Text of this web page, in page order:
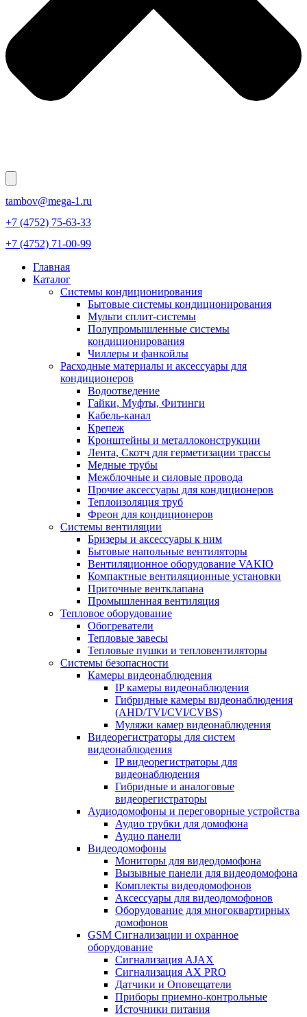
tambov@mega-1.ru
+7 (4752) 75-63-33
+7 (4752) 71-00-99
Главная
Каталог
Системы кондиционирования
Бытовые системы кондиционирования
Мульти сплит-системы
Полупромышленные системы
кондиционирования
Чиллеры и фанкойлы
Расходные материалы и аксессуары для
кондиционеров
Водоотведение
Гайки, Муфты, Фитинги
Кабель-канал
Крепеж
Кронштейны и металлоконструкции
Лента, Скотч для герметизации трассы
Медные трубы
Межблочные и силовые провода
Прочие аксессуары для кондиционеров
Теплоизоляция труб
Фреон для кондиционеров
Системы вентиляции
Бризеры и аксессуары к ним
Бытовые напольные вентиляторы
Вентиляционное оборудование VAKIO
Компактные вентиляционные установки
Приточные вентклапана
Промышленная вентиляция
Тепловое оборудование
Обогреватели
Тепловые завесы
Тепловые пушки и тепловентиляторы
Системы безопасности
Камеры видеонаблюдения
IP камеры видеонаблюдения
Гибридные камеры видеонаблюдения
(AHD/TVI/CVI/CVBS)
Муляжи камер видеонаблюдения
Видеорегистраторы для систем
видеонаблюдения
IP видеорегистраторы для
видеонаблюдения
Гибридные и аналоговые
видеорегистраторы
Аудиодомофоны и переговорные устройства
Аудио трубки для домофона
Аудио панели
Видеодомофоны
Мониторы для видеодомофона
Вызывные панели для видеодомофона
Комплекты видеодомофонов
Аксессуары для видеодомофонов
Оборудование для многоквартирных
домофонов
GSM Сигнализации и охранное
оборудование
Сигнализация AJAX
Сигнализация AX PRO
Датчики и Оповещатели
Приборы приемно-контрольные
Источники питания